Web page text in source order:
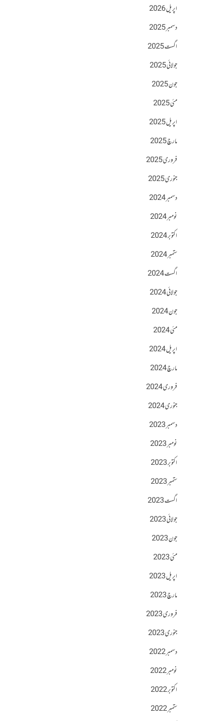
اپریل 2026
دسمبر 2025
اگست 2025
جولائی 2025
جون 2025
مئی 2025
اپریل 2025
مارچ 2025
فروری 2025
جنوری 2025
دسمبر 2024
نومبر 2024
اکتوبر 2024
ستمبر 2024
اگست 2024
جولائی 2024
جون 2024
مئی 2024
اپریل 2024
مارچ 2024
فروری 2024
جنوری 2024
دسمبر 2023
نومبر 2023
اکتوبر 2023
ستمبر 2023
اگست 2023
جولائی 2023
جون 2023
مئی 2023
اپریل 2023
مارچ 2023
فروری 2023
جنوری 2023
دسمبر 2022
نومبر 2022
اکتوبر 2022
ستمبر 2022